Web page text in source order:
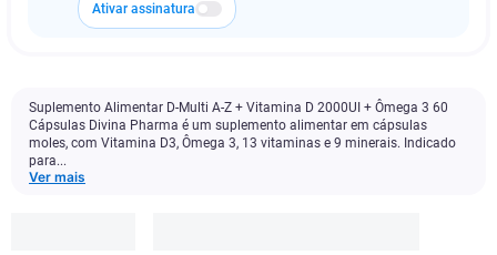
Ativar assinatura
Suplemento Alimentar D-Multi A-Z + Vitamina D 2000UI + Ômega 3 60
Cápsulas Divina Pharma é um suplemento alimentar em cápsulas
moles, com Vitamina D3, Ômega 3, 13 vitaminas e 9 minerais. Indicado
para...
Ver mais